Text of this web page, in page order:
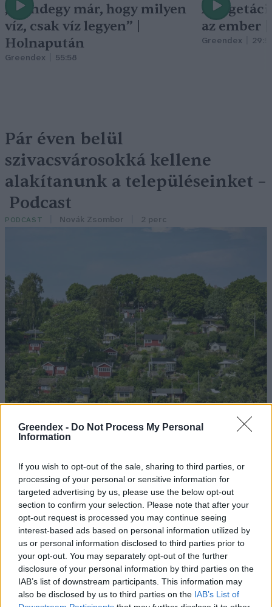
Greendex - Do Not Process My Personal
Information
If you wish to opt-out of the sale, sharing to third parties, or
processing of your personal or sensitive information for
targeted advertising by us, please use the below opt-out
section to confirm your selection. Please note that after your
opt-out request is processed you may continue seeing
interest-based ads based on personal information utilized by
us or personal information disclosed to third parties prior to
your opt-out. You may separately opt-out of the further
disclosure of your personal information by third parties on the
IAB’s list of downstream participants. This information may
also be disclosed by us to third parties on the IAB’s List of
„Mindegy már, hogy milyen
víz, csak víz legyen” |
Holnapután
Greendex 55:58
A
az ember
Greendex
Pár éven belül
szivacsvárosokká kellene
alakítanunk a településeinket –
Podcast
PODCAST Novák Zsombor 2 perc
Szöllősi Gáborral, a Gardenfutura ügyvezetőjével beszélgettünk.
Még Paks kiesését is áthidalhatná a
megfelelő energiatárolás